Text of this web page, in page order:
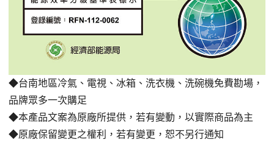
◆台南地區冷氣、電視、冰箱、洗衣機、洗碗機免費勘場 ，
品牌眾多一次購足
◆本產品文案為原廠所提供，若有變動，以實際商品為主
◆原廠保留變更之權利，若有變更，恕不另行通知